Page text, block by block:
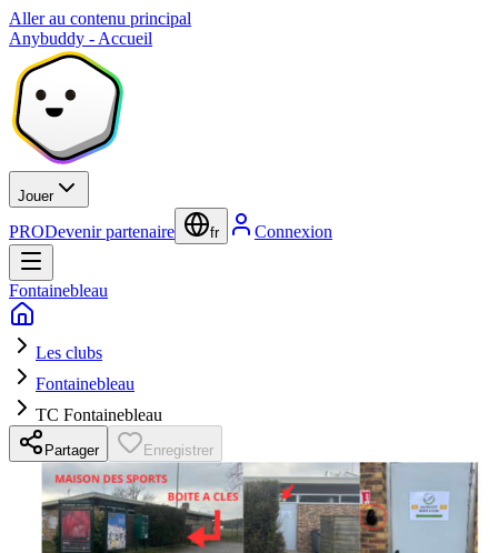
Aller au contenu principal
Anybuddy - Accueil
Jouer
PRODevenir partenaire fr Connexion
Fontainebleau
Les clubs
Fontainebleau
TC Fontainebleau
Partager Enregistrer